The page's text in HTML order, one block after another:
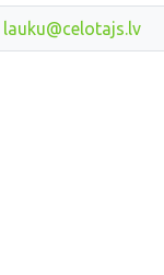
lauku@celotajs.lv